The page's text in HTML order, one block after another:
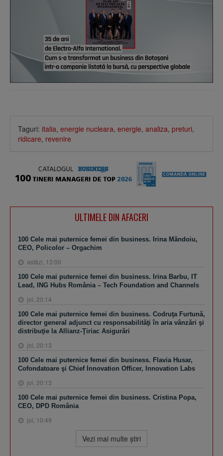
Taguri: italia, energie nucleara, energie, analiza, preturi,
ridicare, revenire
ULTIMELE DIN AFACERI
100 Cele mai puternice femei din business. Irina Măndoiu,
CEO, Policolor – Orgachim
astăzi, 13:00
100 Cele mai puternice femei din business. Irina Barbu, IT
Lead, ING Hubs România – Tech Foundation and Channels
joi, 20:14
100 Cele mai puternice femei din business. Codruţa Furtună,
director general adjunct cu responsabilităţi în aria vânzări şi
distribuţie la Allianz-Ţiriac Asigurări
joi, 20:13
100 Cele mai puternice femei din business. Flavia Husar,
Cofondatoare şi Chief Innovation Officer, Innovation Labs
joi, 20:13
100 Cele mai puternice femei din business. Cristina Popa,
CEO, DPD România
joi, 10:49
Vezi mai multe ştiri